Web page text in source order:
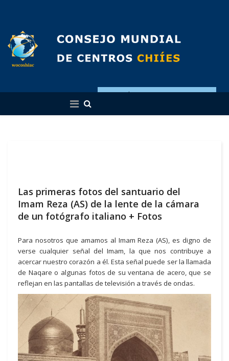
Español
Las primeras fotos del santuario del
Imam Reza (AS) de la lente de la cámara
de un fotógrafo italiano + Fotos
Para nosotros que amamos al Imam Reza (AS), es digno de
verse cualquier señal del Imam, la que nos contribuye a
acercar nuestro corazón a él. Esta señal puede ser la llamada
de Naqare o algunas fotos de su ventana de acero, que se
reflejan en las pantallas de televisión a través de ondas.